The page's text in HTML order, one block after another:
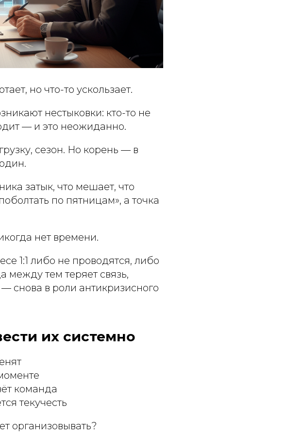
но что-то ускользает.
нестыковки: кто-то не
— и это неожиданно.
сезон. Но корень — в
затык, что мешает, что
по пятницам», а точка
нет времени.
1:1 либо не проводятся, либо
между тем теряет связь,
снова в роли антикризисного
их системно
команда
текучесть
организовывать?